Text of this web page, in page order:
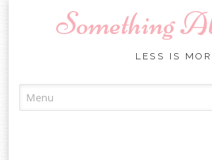
Something
LESS IS